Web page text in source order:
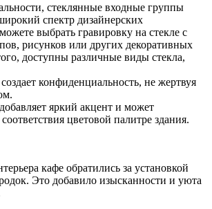
стеклянные входные группы
спектр дизайнерских
выбрать гравировку на стекле с
рисунков или других декоративных
доступны различные виды стекла,
создает конфиденциальность, не жертвуя
яркий акцент и может
цветовой палитре здания.
кафе обратились за установкой
Это добавило изысканности и уюта